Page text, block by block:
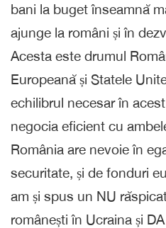
bani la buget înseamnă
ajunge la români și în
Acesta este drumul
Europeană și Statele
echilibrul necesar în
negocia eficient cu
România are nevoie în
securitate, și de fonduri
am și spus un NU
românești în Ucraina și